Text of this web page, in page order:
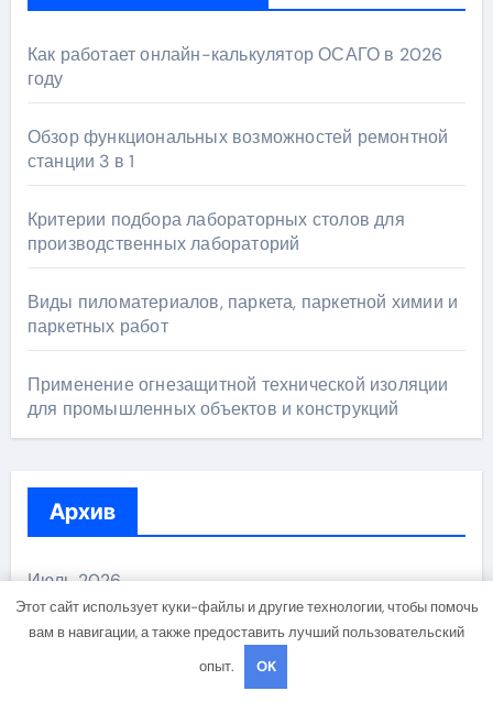
Как работает онлайн-калькулятор ОСАГО в 2026
году
Обзор функциональных возможностей ремонтной
станции 3 в 1
Критерии подбора лабораторных столов для
производственных лабораторий
Виды пиломатериалов, паркета, паркетной химии и
паркетных работ
Применение огнезащитной технической изоляции
для промышленных объектов и конструкций
Архив
Июль 2026
Июнь 2026
Этот сайт использует куки-файлы и другие технологии, чтобы помочь
вам в навигации, а также предоставить лучший пользовательский
опыт.
OK